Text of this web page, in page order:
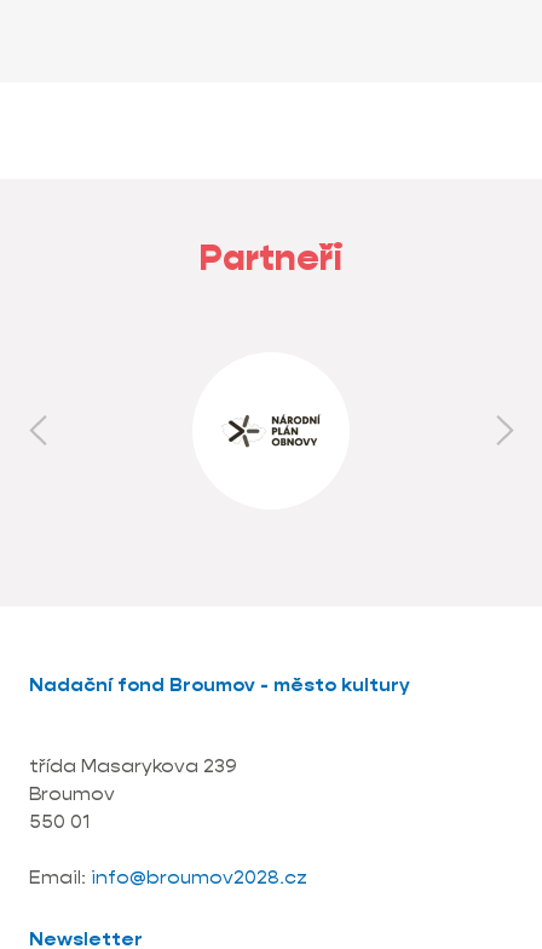
Partneři
Nadační fond Broumov - město kultury
třída Masarykova 239
Broumov
550 01
Email: info@broumov2028.cz
Newsletter